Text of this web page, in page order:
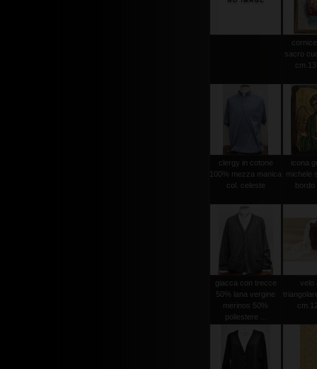
sacro
clergy in cotone
100% mezza manica
col. celeste
icona
michele
bordo
giacca con trecce
50% lana vergine
merinos 50%
poliestere ...
velo